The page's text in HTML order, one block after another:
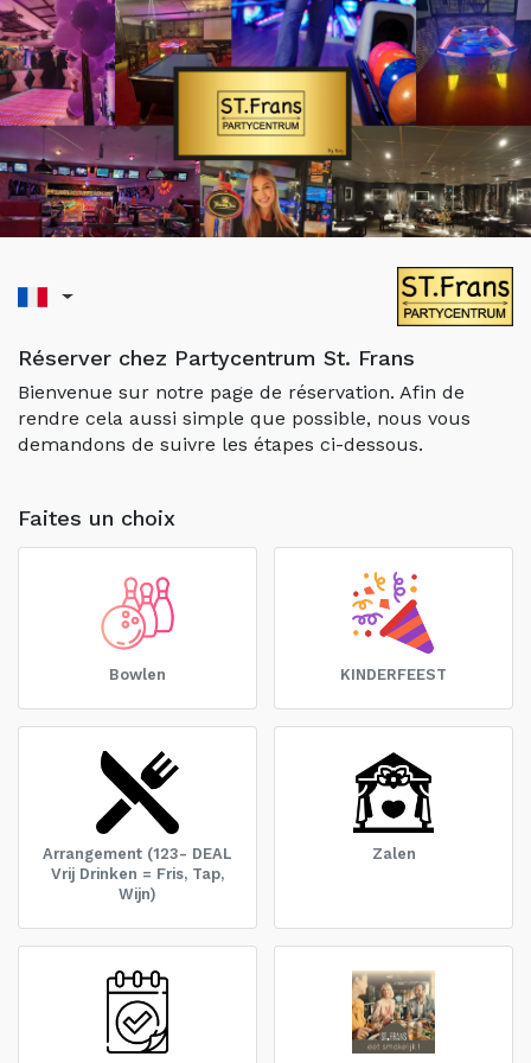
Réserver chez Partycentrum St. Frans
Bienvenue sur notre page de réservation. Afin de
rendre cela aussi simple que possible, nous vous
demandons de suivre les étapes ci-dessous.
Faites un choix
Bowlen KINDERFEEST
Arrangement (123- DEAL
Vrij Drinken = Fris, Tap,
Wijn)
Zalen